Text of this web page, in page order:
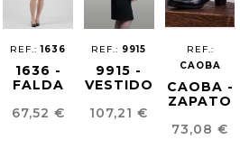
REF.:1636
1636 -
FALDA
IRON
Precio
67,52 €
REF.: 9915
9915 -
VESTIDO
IRON
Precio
107,21 €
REF.:
CAOBA
CAOBA -
ZAPATO
AZAFATA
Precio
73,08 €